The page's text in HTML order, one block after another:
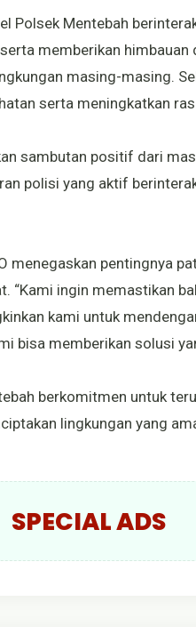
Polsek Mentebah
memberikan
masing-masing.
serta meningkatkan
sambutan positif dari
polisi yang aktif
menegaskan pentingnya
“Kami ingin memastikan
kami untuk
bisa memberikan solusi
berkomitmen untuk
lingkungan yang
SPECIAL ADS